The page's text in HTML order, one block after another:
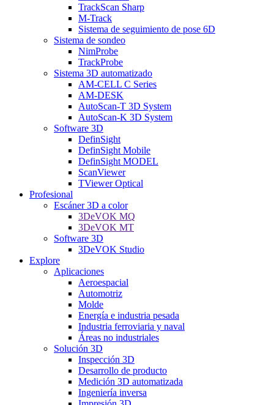
TrackScan Sharp
M-Track
Sistema de seguimiento de pose 6D
Sistema de sondeo
NimProbe
TrackProbe
Sistema 3D automatizado
AM-CELL C Series
AM-DESK
AutoScan-T 3D System
AutoScan-K 3D System
Software 3D
DefinSight
DefinSight Mobile
DefinSight MODEL
ScanViewer
TViewer Optical
Profesional
Escáner 3D a color
3DeVOK MQ
3DeVOK MT
Software 3D
3DeVOK Studio
Explore
Aplicaciones
Aeroespacial
Automotriz
Molde
Energía e industria pesada
Industria ferroviaria y naval
Áreas no industriales
Solución 3D
Inspección 3D
Desarrollo de producto
Medición 3D automatizada
Ingeniería inversa